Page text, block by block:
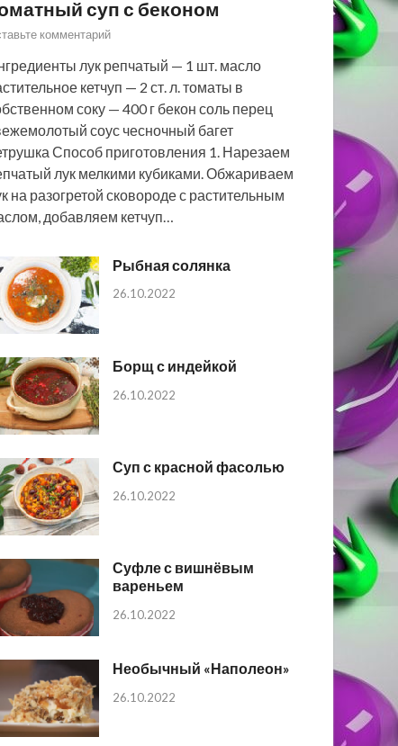
суп с беконом
комментарий
лук репчатый — 1 шт. масло
кетчуп — 2 ст. л. томаты в
соку — 400 г бекон соль перец
соус чесночный багет
Способ приготовления 1. Нарезаем
лук мелкими кубиками. Обжариваем
на разогретой сковороде с растительным
добавляем кетчуп…
Рыбная солянка
26.10.2022
Борщ с индейкой
26.10.2022
Суп с красной фасолью
26.10.2022
Суфле с вишнёвым
вареньем
26.10.2022
Необычный «Наполеон»
26.10.2022